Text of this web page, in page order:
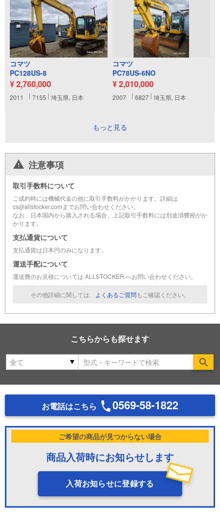
コマツ
PC128US-8
¥ 2,760,000
2011 7155 埼玉県, 日本
コマツ
PC78US-6NO
¥ 2,010,000
2007 6827 埼玉県, 日本
もっと見る
注意事項
取引手数料について
ご成約時には機械代金の他に取引手数料がかかります。詳細は
cs@allstocker.comまでお問い合わせください。
なお、日本国内から購入される場合、上記取引手数料には別途消費税がか
かります。
支払通貨について
支払通貨は日本円のみになります。
運送手配について
運送費のお見積については ALLSTOCKER へお問い合わせください。
その他詳細に関しては、 よくあるご質問もご確認ください。
こちらからも探せます
お電話はこちら 0569-58-1822
ご希望の商品が見つからない場合
商品入荷時にお知らせします
入荷お知らせに登録する